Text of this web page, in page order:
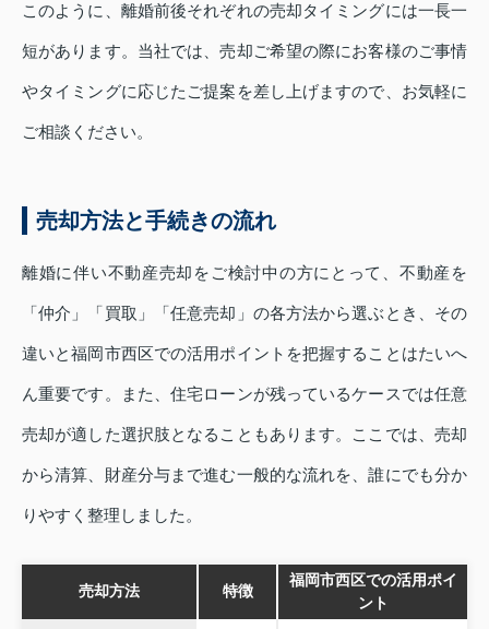
このように、離婚前後それぞれの売却タイミングには一長一
短があります。当社では、売却ご希望の際にお客様のご事情
やタイミングに応じたご提案を差し上げますので、お気軽に
ご相談ください。
売却方法と手続きの流れ
離婚に伴い不動産売却をご検討中の方にとって、不動産を
「仲介」「買取」「任意売却」の各方法から選ぶとき、その
違いと福岡市西区での活用ポイントを把握することはたいへ
ん重要です。また、住宅ローンが残っているケースでは任意
売却が適した選択肢となることもあります。ここでは、売却
から清算、財産分与まで進む一般的な流れを、誰にでも分か
りやすく整理しました。
売却方法 特徴
福岡市西区での活用ポイ
ント